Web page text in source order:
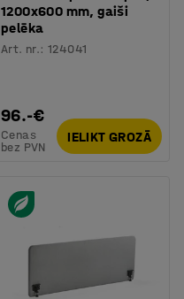
1200x600 mm, gaiši
pelēka
Art. nr.:124041
96.-€
Cenas
bez PVN
IELIKT GROZĀ